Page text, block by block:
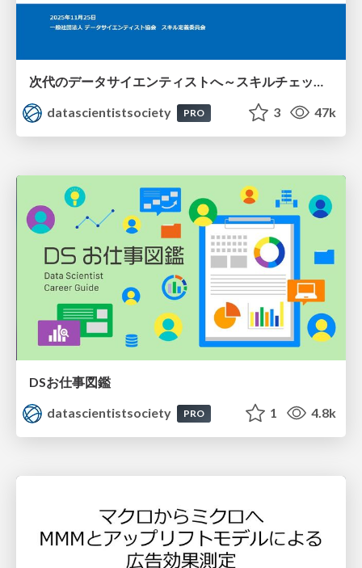
次代のデータサイエンティストへ～スキルチェックリスト、タスクリスト更新～
datascientistsociety
PRO 3 47k
DSお仕事図鑑
datascientistsociety
PRO 1 4.8k